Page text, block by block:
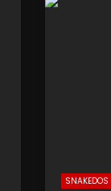
SNAKEDOS